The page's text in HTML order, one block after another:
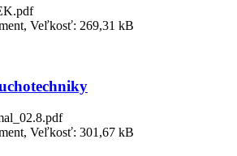
Veľkosť: 269,31 kB
Veľkosť: 301,67 kB